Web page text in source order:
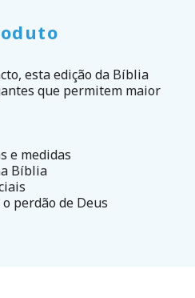
esta edição da Bíblia
que permitem maior
e medidas
Bíblia
perdão de Deus